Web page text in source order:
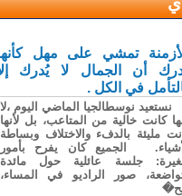
تمشي على مهل كأنها
أن الجمال لا يُدرك إلا
في الكل .
نوسطالجيا الماضي اليوم ،لا
كانت خالية من المتاعب، بل لأنها
مليئة بالدفء والاختلاف وبساطة
الجميع كان يفرح بأمور
جلسة عائلية حول مائدة
صور الراديو في المساء،